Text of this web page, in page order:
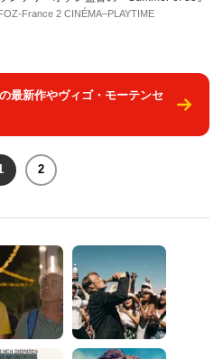
France 2 CINÉMA–PLAYTIME
最新作やヴィゴ・モーテンセ
2